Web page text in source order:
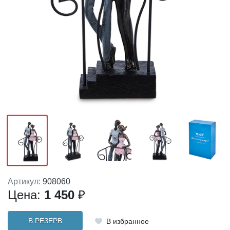
Артикул: 908060
Цена: 1 450 ₽
В РЕЗЕРВ В избранное